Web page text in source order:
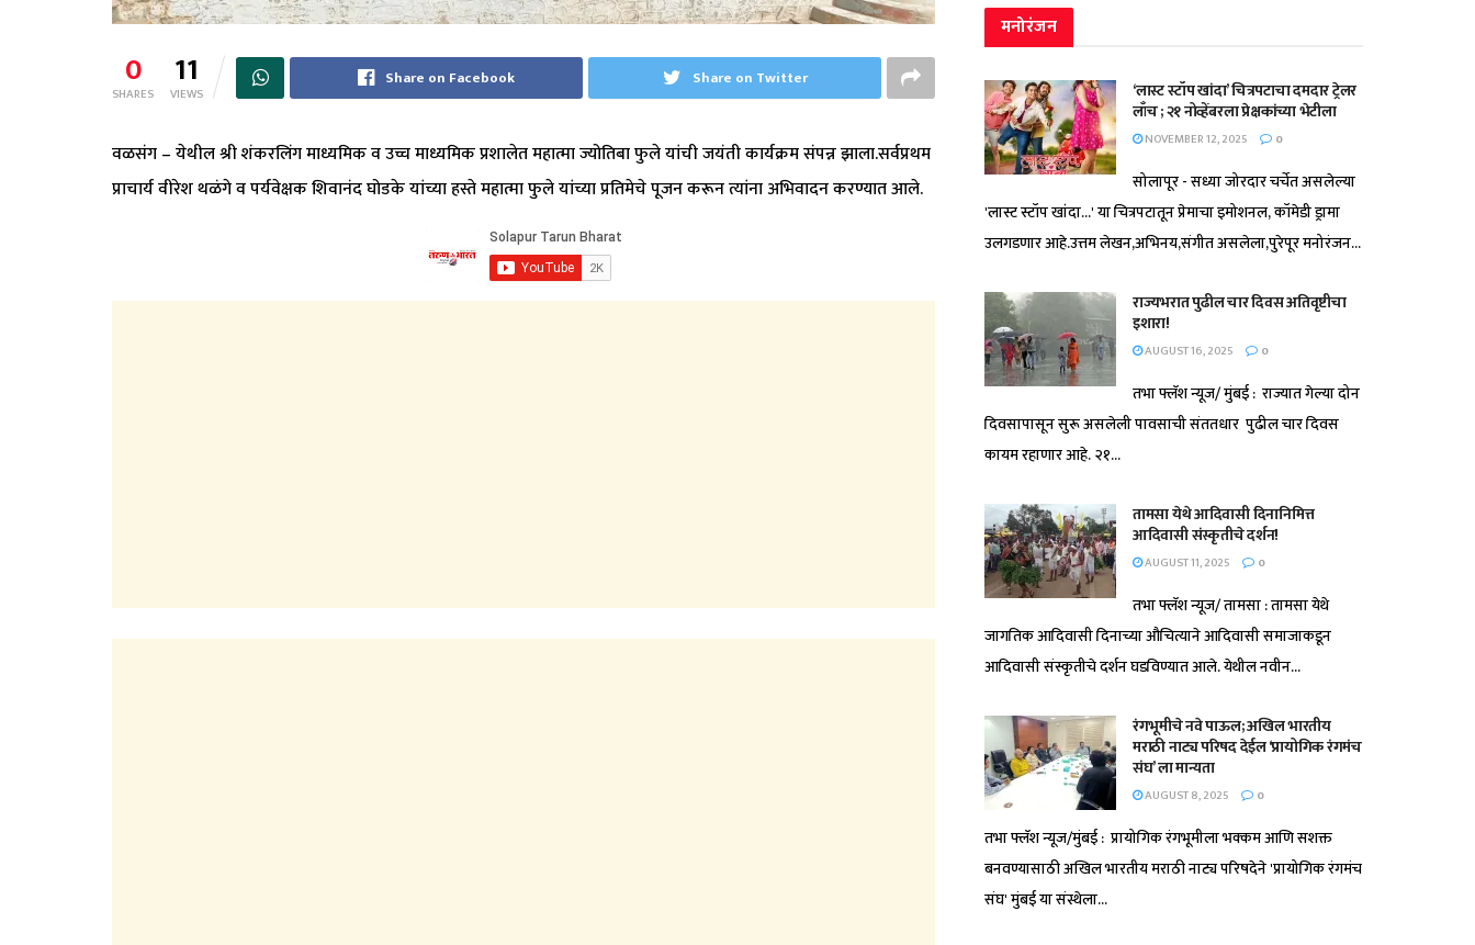
0
SHARES 11
VIEWS
Share on Facebook Share on Twitter
वळसंग – येथील श्री शंकरलिंग माध्यमिक व उच्च माध्यमिक प्रशालेत महात्मा ज्योतिबा फुले यांची जयंती कार्यक्रम संपन्न झाला.सर्वप्रथम
प्राचार्य वीरेश थळंगे व पर्यवेक्षक शिवानंद घोडके यांच्या हस्ते महात्मा फुले यांच्या प्रतिमेचे पूजन करून त्यांना अभिवादन करण्यात आले.
मनोरंजन
‘लास्ट स्टॉप खांदा’ चित्रपटाचा दमदार ट्रेलर
लाँच ; २१ नोव्हेंबरला प्रेक्षकांच्या भेटीला
NOVEMBER 12, 2025 0
सोलापूर - सध्या जोरदार चर्चेत असलेल्या
'लास्ट स्टॉप खांदा...' या चित्रपटातून प्रेमाचा इमोशनल, कॉमेडी ड्रामा
उलगडणार आहे.उत्तम लेखन,अभिनय,संगीत असलेला,पुरेपूर मनोरंजन...
राज्यभरात पुढील चार दिवस अतिवृष्टीचा
इशारा!
AUGUST 16, 2025 0
तभा फ्लॅश न्यूज/ मुंबई : राज्यात गेल्या दोन
दिवसापासून सुरू असलेली पावसाची संततधार पुढील चार दिवस
कायम रहाणार आहे. २१...
तामसा येथे आदिवासी दिनानिमित्त
आदिवासी संस्कृतीचे दर्शन!
AUGUST 11, 2025 0
तभा फ्लॅश न्यूज/ तामसा : तामसा येथे
जागतिक आदिवासी दिनाच्या औचित्याने आदिवासी समाजाकडून
आदिवासी संस्कृतीचे दर्शन घडविण्यात आले. येथील नवीन...
रंगभूमीचे नवे पाऊल; अखिल भारतीय
मराठी नाट्य परिषद देईल ‘प्रायोगिक रंगमंच
संघ’ ला मान्यता
AUGUST 8, 2025 0
तभा फ्लॅश न्यूज/मुंबई : प्रायोगिक रंगभूमीला भक्कम आणि सशक्त
बनवण्यासाठी अखिल भारतीय मराठी नाट्य परिषदेने 'प्रायोगिक रंगमंच
संघ' मुंबई या संस्थेला...